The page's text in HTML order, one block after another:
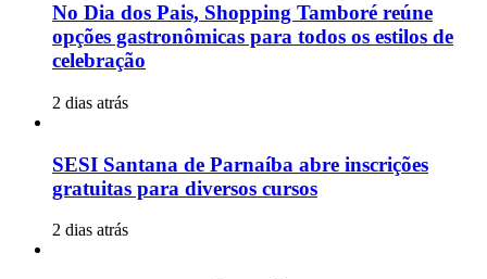
No Dia dos Pais, Shopping Tamboré reúne
opções gastronômicas para todos os estilos de
celebração
2 dias atrás
SESI Santana de Parnaíba abre inscrições
gratuitas para diversos cursos
2 dias atrás